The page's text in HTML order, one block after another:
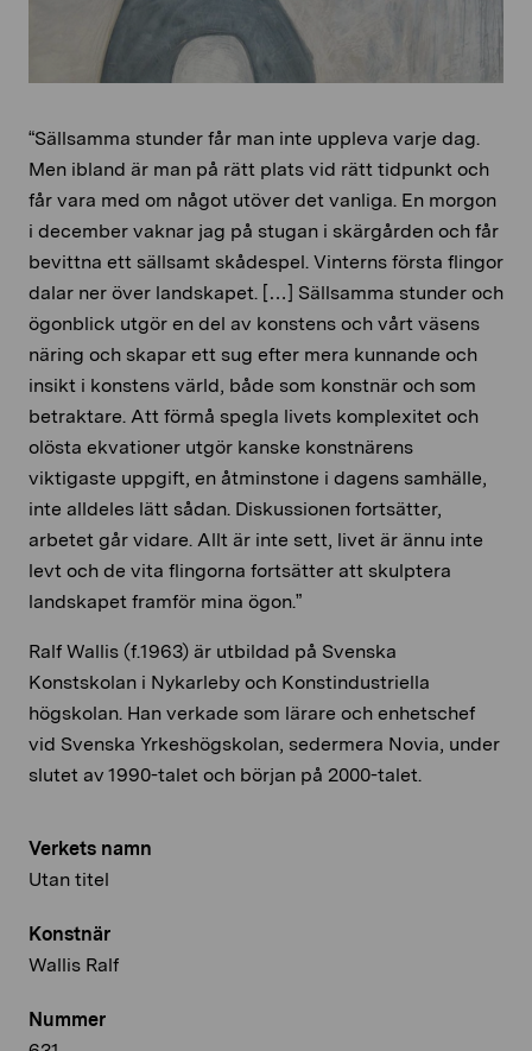
Verkets namn
Utan titel
Konstnär
Wallis Ralf
Nummer
“Sällsamma stunder får man inte uppleva varje dag.
Men ibland är man på rätt plats vid rätt tidpunkt och
får vara med om något utöver det vanliga. En morgon
i december vaknar jag på stugan i skärgården och får
bevittna ett sällsamt skådespel. Vinterns första flingor
dalar ner över landskapet. […] Sällsamma stunder och
ögonblick utgör en del av konstens och vårt väsens
näring och skapar ett sug efter mera kunnande och
insikt i konstens värld, både som konstnär och som
betraktare. Att förmå spegla livets komplexitet och
olösta ekvationer utgör kanske konstnärens
viktigaste uppgift, en åtminstone i dagens samhälle,
inte alldeles lätt sådan. Diskussionen fortsätter,
arbetet går vidare. Allt är inte sett, livet är ännu inte
levt och de vita flingorna fortsätter att skulptera
landskapet framför mina ögon.”
Ralf Wallis (f.1963) är utbildad på Svenska
Konstskolan i Nykarleby och Konstindustriella
högskolan. Han verkade som lärare och enhetschef
vid Svenska Yrkeshögskolan, sedermera Novia, under
slutet av 1990-talet och början på 2000-talet.